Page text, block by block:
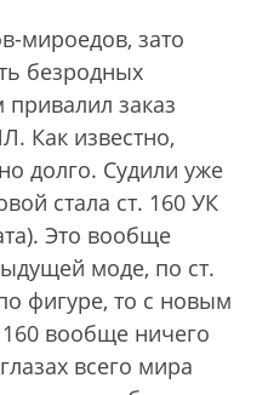
мироедов, зато
безродных
заказ
Как известно,
долго. Судили уже
стала ст. 160 УК
Это вообще
моде, по ст.
фигуре, то с новым
вообще ничего
всего мира